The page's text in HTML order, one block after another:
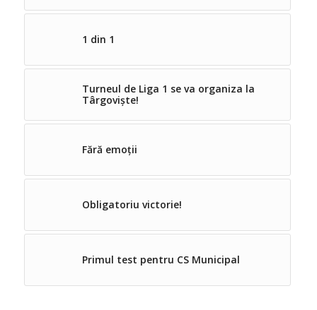
1 din 1
Turneul de Liga 1 se va organiza la
Târgoviște!
Fără emoții
Obligatoriu victorie!
Primul test pentru CS Municipal